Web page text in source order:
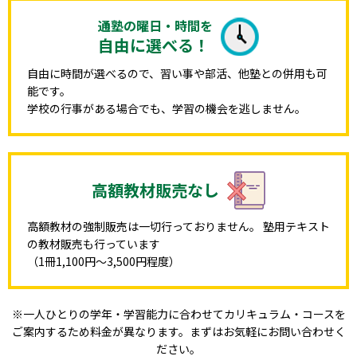
通塾の曜日・時間を
自由に選べる！
自由に時間が選べるので、習い事や部活、他塾との併用も可
能です。
学校の行事がある場合でも、学習の機会を逃しません。
高額教材販売なし
高額教材の強制販売は一切行っておりません。 塾用テキスト
の教材販売も行っています
（1冊1,100円〜3,500円程度）
※一人ひとりの学年・学習能力に合わせてカリキュラム・コースを
ご案内するため料金が異なります。まずはお気軽にお問い合わせく
ださい。